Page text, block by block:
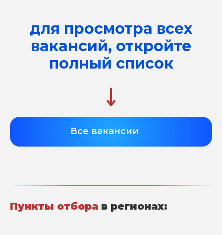
для просмотра всех
вакансий, откройте
полный список
Все вакансии
Пункты отбора в регионах: